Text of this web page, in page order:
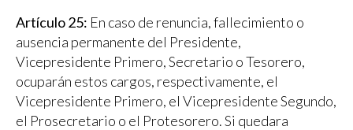
Artículo 25: En caso de renuncia, fallecimiento o
ausencia permanente del Presidente,
Vicepresidente Primero, Secretario o Tesorero,
ocuparán estos cargos, respectivamente, el
Vicepresidente Primero, el Vicepresidente Segundo,
el Prosecretario o el Protesorero. Si quedara